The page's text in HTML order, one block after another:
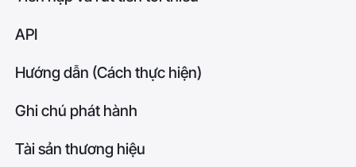
API
Hướng dẫn (Cách thực hiện)
Ghi chú phát hành
Tài sản thương hiệu